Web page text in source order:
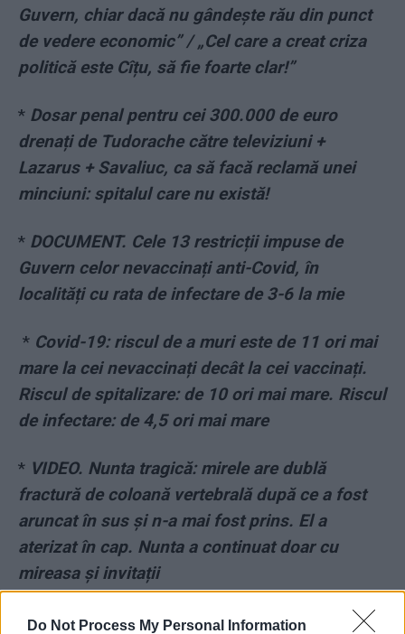
Do Not Process My Personal Information
Guvern, chiar dacă nu gândește rău din punct
de vedere economic” / „Cel care a creat criza
politică este Cîțu, să fie foarte clar!”
* Dosar penal pentru cei 300.000 de euro
drenați de Tudorache către televiziuni +
Lazarus + Savaliuc, ca să facă reclamă unei
minciuni: spitalul care nu există!
* DOCUMENT. Cele 13 restricții impuse de
Guvern celor nevaccinați anti-Covid, în
localități cu rata de infectare de 3-6 la mie
* Covid-19: riscul de a muri este de 11 ori mai
mare la cei nevaccinați decât la cei vaccinați.
Riscul de spitalizare: de 10 ori mai mare. Riscul
de infectare: de 4,5 ori mai mare
* VIDEO. Nunta tragică: mirele are dublă
fractură de coloană vertebrală după ce a fost
aruncat în sus și n-a mai fost prins. El a
aterizat în cap. Nunta a continuat doar cu
mireasa și invitații